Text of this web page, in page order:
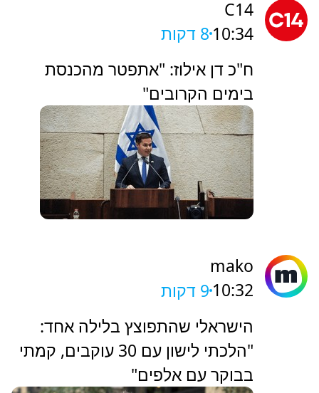
C14
10:34 8 דקות
ח"כ דן אילוז: "אתפטר מהכנסת
בימים הקרובים"
mako
10:32 9 דקות
הישראלי שהתפוצץ בלילה אחד:
"הלכתי לישון עם 30 עוקבים, קמתי
בבוקר עם אלפים"